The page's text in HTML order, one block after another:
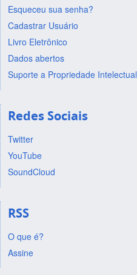
Esqueceu sua senha?
Cadastrar Usuário
Livro Eletrônico
Dados abertos
Suporte a Propriedade Intelectual
Redes Sociais
Twitter
YouTube
SoundCloud
RSS
O que é?
Assine